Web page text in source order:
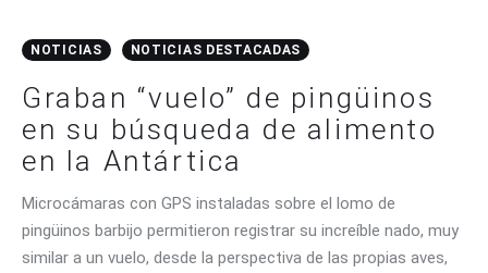
NOTICIAS NOTICIAS DESTACADAS
Graban “vuelo” de pingüinos
en su búsqueda de alimento
en la Antártica
Microcámaras con GPS instaladas sobre el lomo de
pingüinos barbijo permitieron registrar su increíble nado, muy
similar a un vuelo, desde la perspectiva de las propias aves,